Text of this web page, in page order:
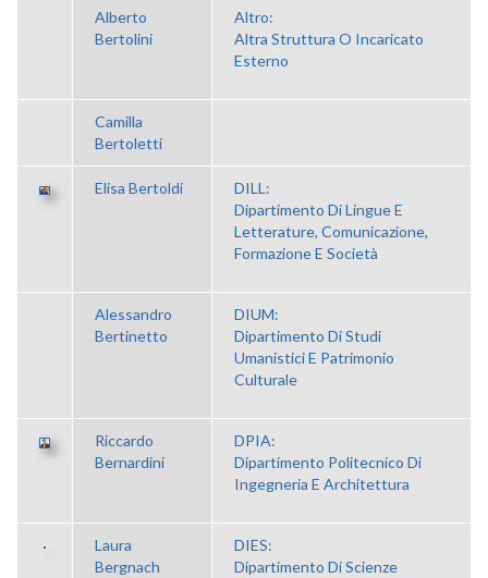
Alberto
Bertolini
Altro:
Altra Struttura O Incaricato
Esterno
Camilla
Bertoletti
Elisa Bertoldi
DILL:
Dipartimento Di Lingue E
Letterature, Comunicazione,
Formazione E Società
Alessandro
Bertinetto
DIUM:
Dipartimento Di Studi
Umanistici E Patrimonio
Culturale
Riccardo
Bernardini
DPIA:
Dipartimento Politecnico Di
Ingegneria E Architettura
Laura
Bergnach
DIES:
Dipartimento Di Scienze